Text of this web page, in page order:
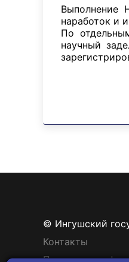
Выполнение
наработок и
По
научный
© Ингушский
Контакты